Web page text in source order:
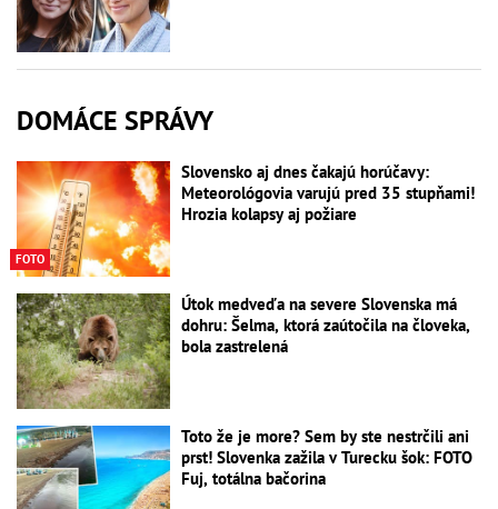
DOMÁCE SPRÁVY
FOTO
Slovensko aj dnes čakajú horúčavy:
Meteorológovia varujú pred 35 stupňami!
Hrozia kolapsy aj požiare
Útok medveďa na severe Slovenska má
dohru: Šelma, ktorá zaútočila na človeka,
bola zastrelená
Toto že je more? Sem by ste nestrčili ani
prst! Slovenka zažila v Turecku šok: FOTO
Fuj, totálna bačorina